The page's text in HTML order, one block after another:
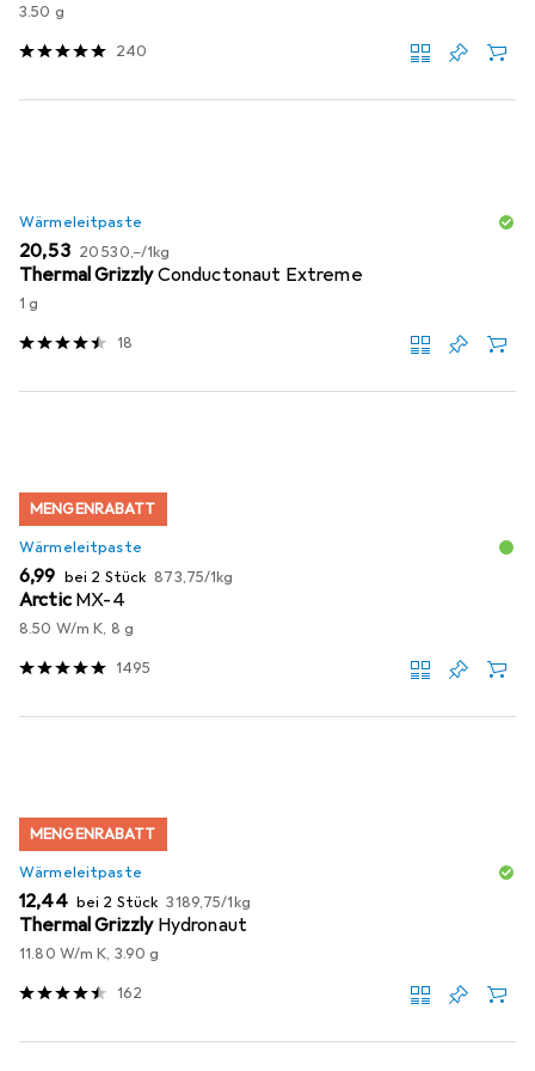
3.50 g
240
Wärmeleitpaste
EUR
20,53 EUR
20 530,–/1kg
Thermal GrizzlyConductonaut Extreme
1 g
18
MENGENRABATT
Wärmeleitpaste
EUR
6,99 bei 2 Stück EUR
873,75/1kg
Arctic MX-4
8.50 W/m K, 8 g
1495
MENGENRABATT
Wärmeleitpaste
EUR
12,44 bei 2 Stück EUR
3189,75/1kg
Thermal Grizzly Hydronaut
11.80 W/m K, 3.90 g
162